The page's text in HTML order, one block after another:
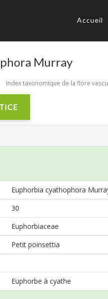
Accueil
Murray
Index taxonomique de la flore
Euphorbia cyathophora
30
Euphorbiaceae
Petit poinsettia
Euphorbe à cyathe